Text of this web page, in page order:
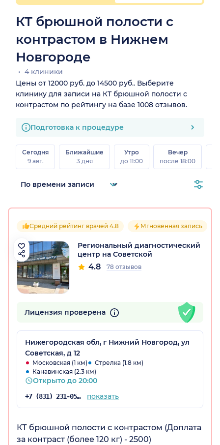
КТ брюшной полости с
контрастом в Нижнем
Новгороде
4 клиники
Цены от 12000 руб. до 14500 руб.. Выберите
клинику для записи на КТ брюшной полости с
контрастом по рейтингу на базе 1008 отзывов.
Подготовка к процедуре
Сегодня
9 авг.
Ближайшие
3 дня
Утро
до 11:00
Вечер
после 18:00
Средний рейтинг врачей 4.8 Мгновенная запись
Региональный диагностический
центр на Советской
4.8 78 отзывов
Лицензия проверена
Нижегородская обл, г Нижний Новгород, ул
Советская, д 12
Московская (1 км)
Стрелка (1.8 км)
Канавинская (2.3 км)
Открыто до 20:00
+7 (831) 231-05-91 показать
КТ брюшной полости с контрастом (Доплата
за контраст (более 120 кг) - 2500)